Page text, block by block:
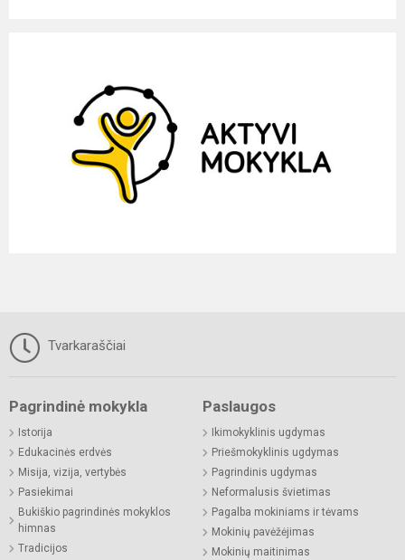
Tvarkaraščiai
Pagrindinė mokykla
Istorija
Edukacinės erdvės
Misija, vizija, vertybės
Pasiekimai
Bukiškio pagrindinės mokyklos
himnas
Tradicijos
Paslaugos
Ikimokyklinis ugdymas
Priešmokyklinis ugdymas
Pagrindinis ugdymas
Neformalusis švietimas
Pagalba mokiniams ir tėvams
Mokinių pavėžėjimas
Mokinių maitinimas